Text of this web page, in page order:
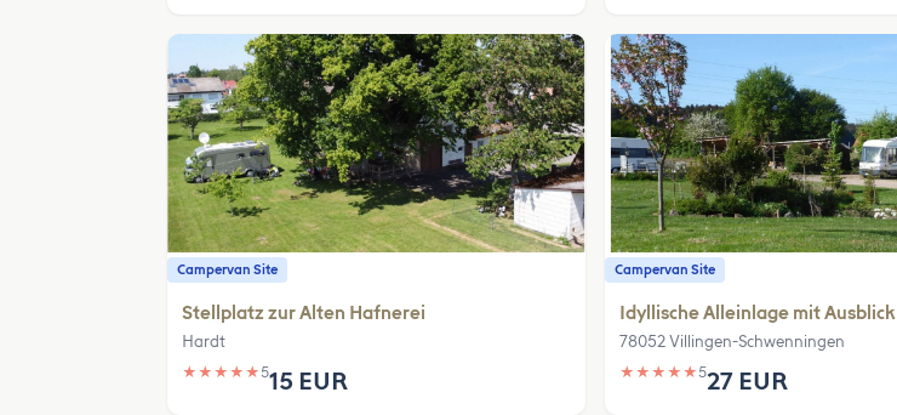
Campervan Site
Stellplatz zur Alten Hafnerei
Hardt
★ ★ ★ ★ ★515 EUR
Campervan Site
Idyllische Alleinlage mit Ausblick
78052 Villingen-Schwenningen
★ ★ ★ ★ ★527 EUR